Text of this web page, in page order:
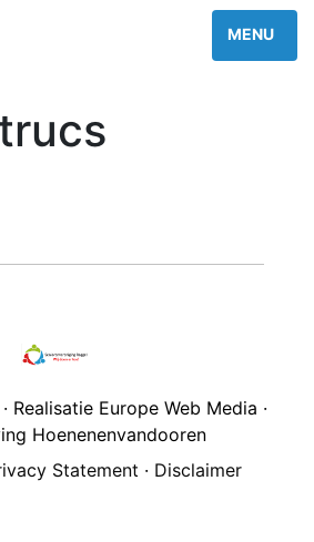
Realisatie Europe Web Media ·
Hoenenenvandooren
Statement · Disclaimer